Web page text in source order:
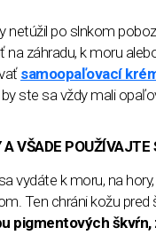
netúžil po slnkom
na záhradu, k moru
samoopaľovací
ste sa vždy mali
A VŠADE POUŽÍVAJTE
vydáte k moru, na
Ten chráni kožu
pigmentových škvŕn,